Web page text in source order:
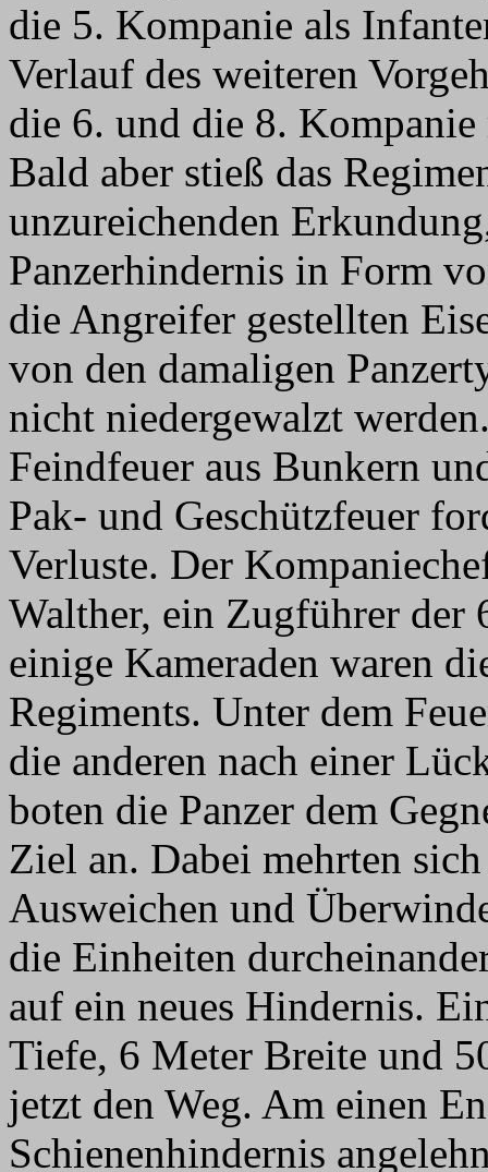
die 5. Kompanie als
Verlauf des weiteren
die 6. und die 8.
Bald aber stieß das
unzureichenden
Panzerhindernis in Form
die Angreifer gestellten
von den damaligen
nicht niedergewalzt
Feindfeuer aus Bunkern
Pak- und Geschützfeuer
Verluste. Der
Walther, ein Zugführer der
einige Kameraden waren
Regiments. Unter dem
die anderen nach einer
boten die Panzer dem
Ziel an. Dabei mehrten
Ausweichen und
die Einheiten
auf ein neues Hindernis.
Tiefe, 6 Meter Breite und
jetzt den Weg. Am einen
Schienenhindernis